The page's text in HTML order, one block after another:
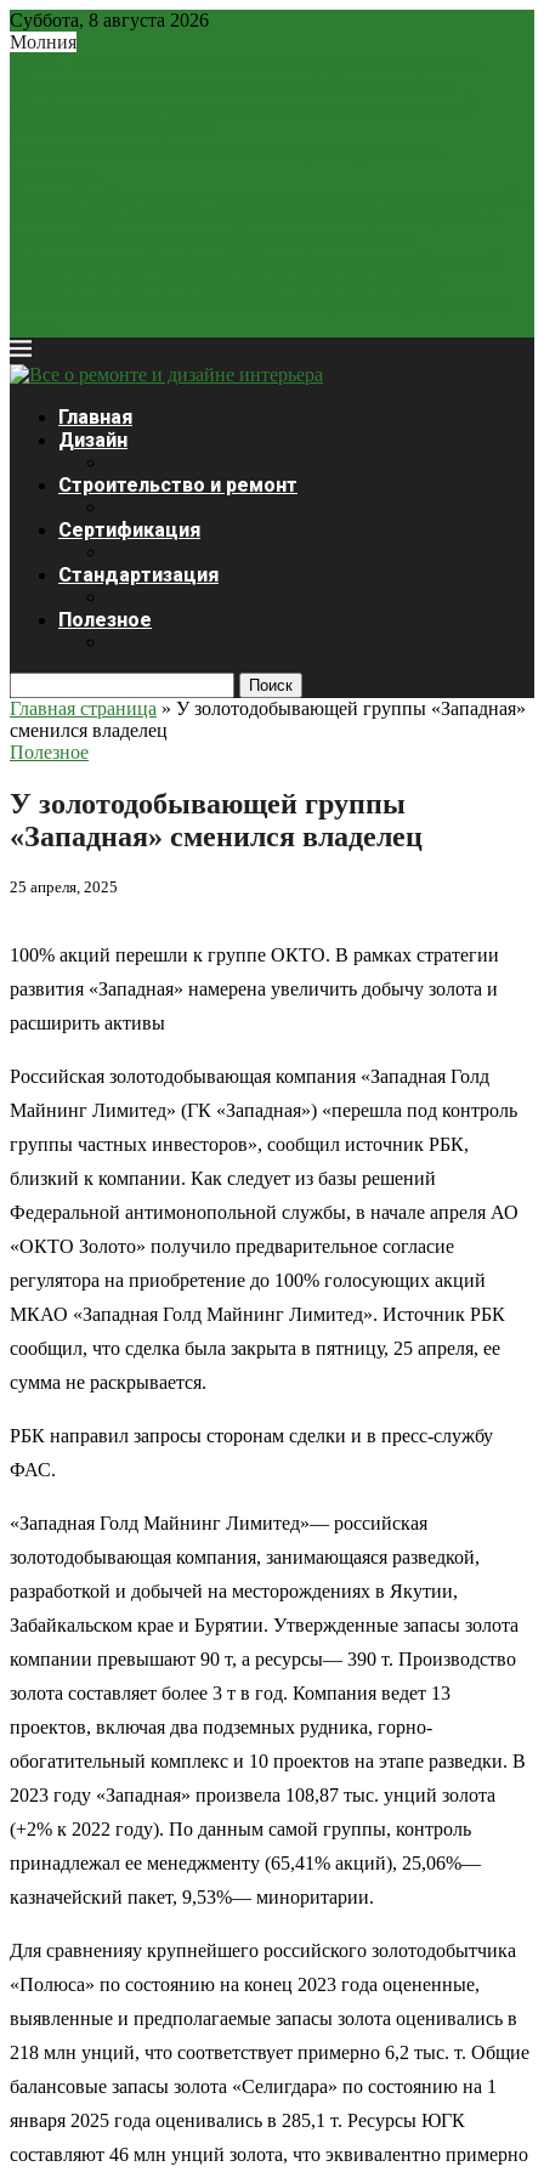
Суббота, 8 августа 2026
Молния
Главная
Дизайн
Строительство и ремонт
Сертификация
Стандартизация
Полезное
Поиск
Главная страница » У золотодобывающей группы «Западная»
сменился владелец
Полезное
У золотодобывающей группы
«Западная» сменился владелец
25 апреля, 2025
100% акций перешли к группе ОКТО. В рамках стратегии
развития «Западная» намерена увеличить добычу золота и
расширить активы
Российская золотодобывающая компания «Западная Голд
Майнинг Лимитед» (ГК «Западная») «перешла под контроль
группы частных инвесторов», сообщил источник РБК,
близкий к компании. Как следует из базы решений
Федеральной антимонопольной службы, в начале апреля АО
«ОКТО Золото» получило предварительное согласие
регулятора на приобретение до 100% голосующих акций
МКАО «Западная Голд Майнинг Лимитед». Источник РБК
сообщил, что сделка была закрыта в пятницу, 25 апреля, ее
сумма не раскрывается.
РБК направил запросы сторонам сделки и в пресс-службу
ФАС.
«Западная Голд Майнинг Лимитед»— российская
золотодобывающая компания, занимающаяся разведкой,
разработкой и добычей на месторождениях в Якутии,
Забайкальском крае и Бурятии. Утвержденные запасы золота
компании превышают 90 т, а ресурсы— 390 т. Производство
золота составляет более 3 т в год. Компания ведет 13
проектов, включая два подземных рудника, горно-
обогатительный комплекс и 10 проектов на этапе разведки. В
2023 году «Западная» произвела 108,87 тыс. унций золота
(+2% к 2022 году). По данным самой группы, контроль
принадлежал ее менеджменту (65,41% акций), 25,06%—
казначейский пакет, 9,53%— миноритарии.
Для сравненияу крупнейшего российского золотодобытчика
«Полюса» по состоянию на конец 2023 года оцененные,
выявленные и предполагаемые запасы золота оценивались в
218 млн унций, что соответствует примерно 6,2 тыс. т. Общие
балансовые запасы золота «Селигдара» по состоянию на 1
января 2025 года оценивались в 285,1 т. Ресурсы ЮГК
составляют 46 млн унций золота, что эквивалентно примерно